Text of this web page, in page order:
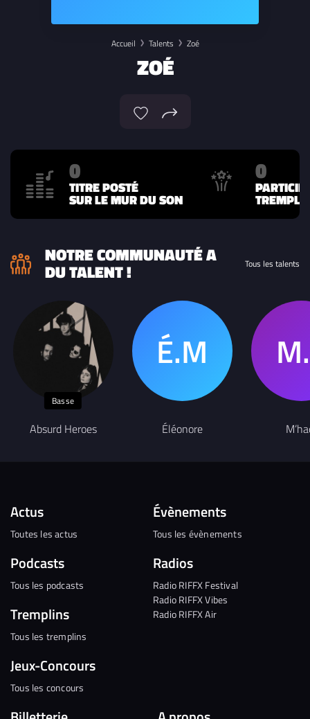
Accueil Talents Zoé
ZOÉ
0
TITRE POSTÉ
SUR LE MUR DU SON
0
NOTRE COMMUNAUTÉ A
DU TALENT ! Tous les talents
Basse
Absurd Heroes Éléonore
Actus
Toutes les actus
Podcasts
Tous les podcasts
Tremplins
Tous les tremplins
Jeux-Concours
Tous les concours
Évènements
Tous les évènements
Radios
Radio RIFFX Festival
Radio RIFFX Vibes
Radio RIFFX Air